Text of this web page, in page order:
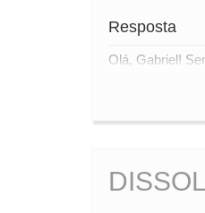
Resposta
Olá, Gabriel!